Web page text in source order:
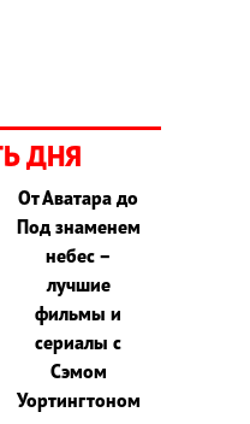
ДНЯ
От Аватара до
Под знаменем
небес –
лучшие
фильмы и
сериалы с
Сэмом
Уортингтоном